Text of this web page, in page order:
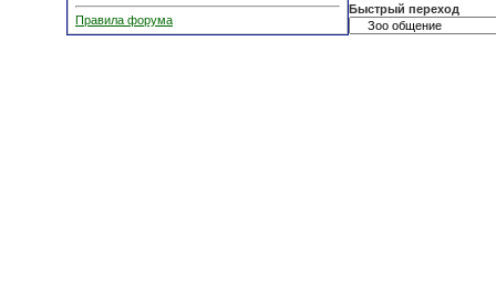
Правила форума
Быстрый переход